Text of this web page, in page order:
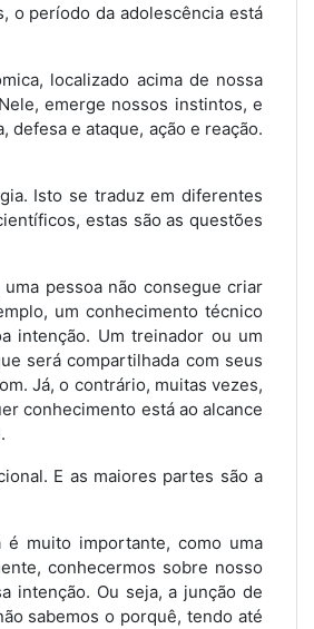
o período da adolescência está
localizado acima de nossa
emerge nossos instintos, e
e ataque, ação e reação.
Isto se traduz em diferentes
estas são as questões
pessoa não consegue criar
um conhecimento técnico
intenção. Um treinador ou um
será compartilhada com seus
Já, o contrário, muitas vezes,
conhecimento está ao alcance
E as maiores partes são a
muito importante, como uma
conhecermos sobre nosso
intenção. Ou seja, a junção de
sabemos o porquê, tendo até